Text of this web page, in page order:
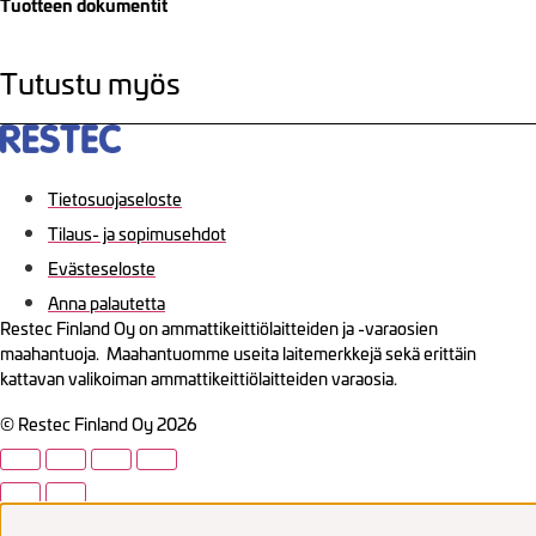
Tuotteen dokumentit
Tutustu myös
Tietosuojaseloste
Tilaus- ja sopimusehdot
Evästeseloste
Anna palautetta
Restec Finland Oy on ammattikeittiölaitteiden ja -varaosien
maahantuoja. Maahantuomme useita laitemerkkejä sekä erittäin
kattavan valikoiman ammattikeittiölaitteiden varaosia.
© Restec Finland Oy 2026